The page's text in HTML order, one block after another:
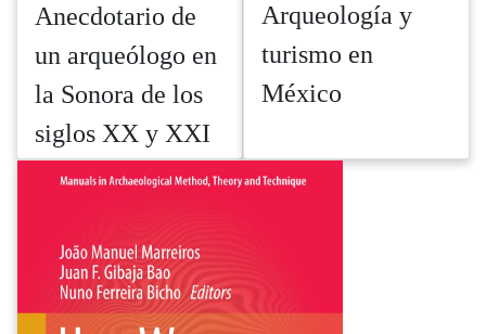
Anecdotario de
un arqueólogo en
la Sonora de los
siglos XX y XXI
Arqueología y
turismo en
México